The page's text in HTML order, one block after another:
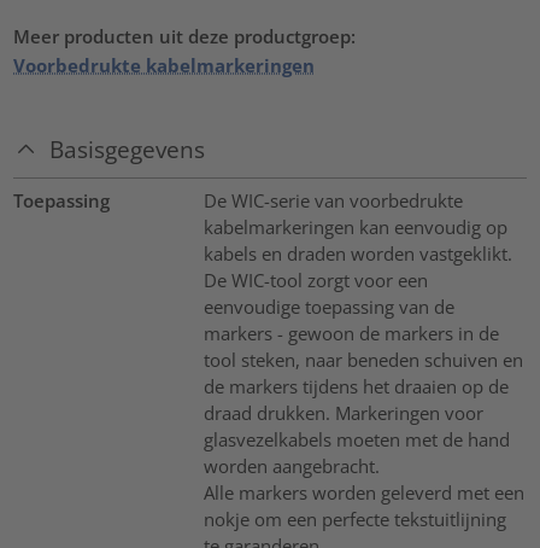
Meer producten uit deze productgroep:
Voorbedrukte kabelmarkeringen
Basisgegevens
Toepassing
De WIC-serie van voorbedrukte
kabelmarkeringen kan eenvoudig op
kabels en draden worden vastgeklikt.
De WIC-tool zorgt voor een
eenvoudige toepassing van de
markers - gewoon de markers in de
tool steken, naar beneden schuiven en
de markers tijdens het draaien op de
draad drukken. Markeringen voor
glasvezelkabels moeten met de hand
worden aangebracht.
Alle markers worden geleverd met een
nokje om een perfecte tekstuitlijning